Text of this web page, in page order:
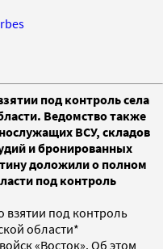
под контроль села
Ведомство также
ВСУ, складов
и бронированных
доложили о полном
под контроль
под контроль
области*
«Восток». Об этом